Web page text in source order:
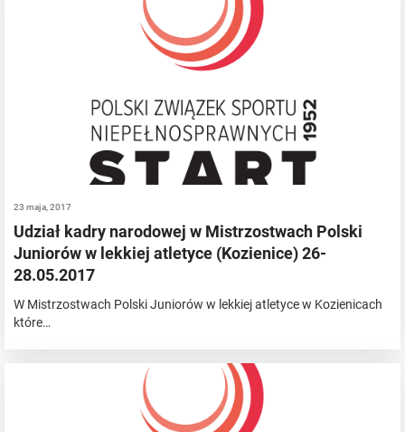
23 maja, 2017
Udział kadry narodowej w Mistrzostwach Polski
Juniorów w lekkiej atletyce (Kozienice) 26-
28.05.2017
W Mistrzostwach Polski Juniorów w lekkiej atletyce w Kozienicach
które…